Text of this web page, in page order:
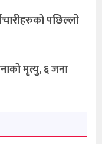
पछिल्लो
मृत्यु, ६ जना